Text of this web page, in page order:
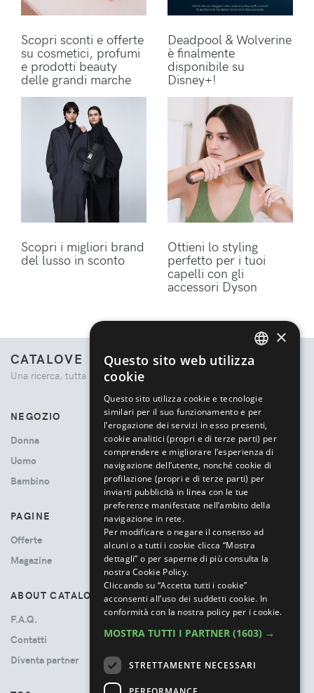
Scopri sconti e offerte
su cosmetici, profumi
e prodotti beauty
delle grandi marche
Deadpool & Wolverine
è finalmente
disponibile su
Disney+!
Scopri i migliori brand
del lusso in sconto
Ottieni lo styling
perfetto per i tuoi
capelli con gli
accessori Dyson
CATALOVE
Una ricerca, tutta la moda.
NEGOZIO
Donna
Uomo
Bambino
PAGINE
Offerte
Magazine
ABOUT CATALOVE
F.A.Q.
Contatti
Diventa partner
×
Questo sito web utilizza
cookie
Questo sito utilizza cookie e tecnologie
similari per il suo funzionamento e per
l’erogazione dei servizi in esso presenti,
cookie analitici (propri e di terze parti) per
comprendere e migliorare l’esperienza di
navigazione dell’utente, nonché cookie di
profilazione (propri e di terze parti) per
inviarti pubblicità in linea con le tue
preferenze manifestate nell’ambito della
navigazione in rete.
Per modificare o negare il consenso ad
alcuni o a tutti i cookie clicca “Mostra
dettagli” o per saperne di più consulta la
nostra Cookie Policy.
Cliccando su “Accetta tutti i cookie”
acconsenti all’uso dei suddetti cookie. In
conformità con la nostra policy per i cookie.
MOSTRA TUTTI I PARTNER (1603) →
STRETTAMENTE NECESSARI